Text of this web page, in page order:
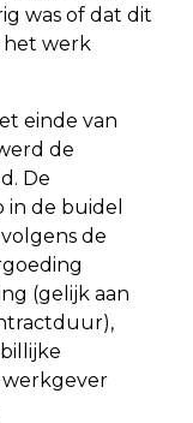
was of dat dit
het werk
einde van
de
De
de buidel
de
(gelijk aan
werkgever